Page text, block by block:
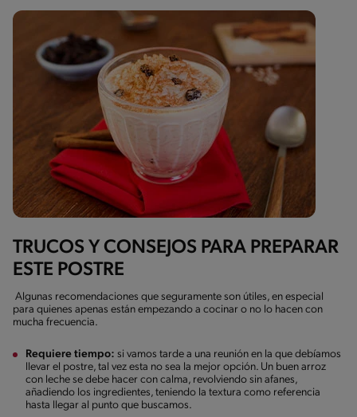
TRUCOS Y CONSEJOS PARA PREPARAR
ESTE POSTRE
Algunas recomendaciones que seguramente son útiles, en especial
para quienes apenas están empezando a cocinar o no lo hacen con
mucha frecuencia.
Requiere tiempo: si vamos tarde a una reunión en la que debíamos
llevar el postre, tal vez esta no sea la mejor opción. Un buen arroz
con leche se debe hacer con calma, revolviendo sin afanes,
añadiendo los ingredientes, teniendo la textura como referencia
hasta llegar al punto que buscamos.